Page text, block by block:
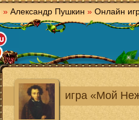
» Александр Пушкин » Онлайн
игра «Мой